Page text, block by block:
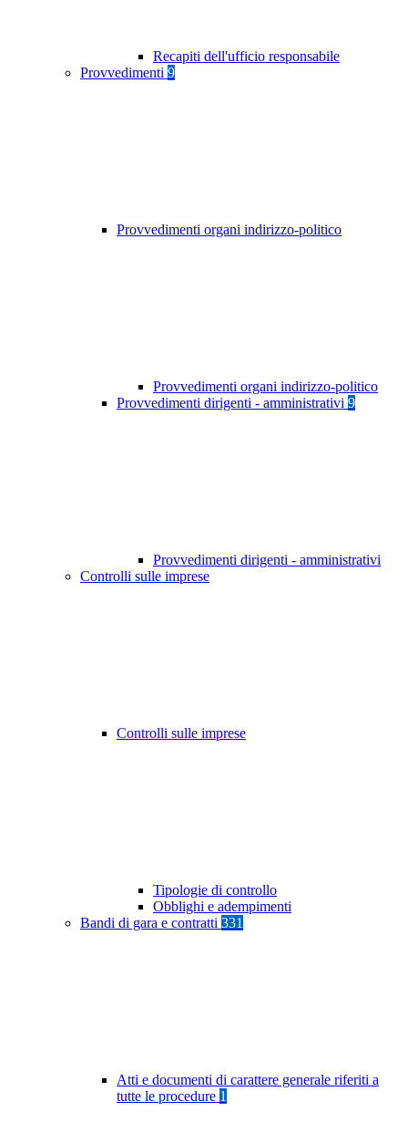
Recapiti dell'ufficio responsabile
Provvedimenti 9
Provvedimenti organi indirizzo-politico
Provvedimenti organi indirizzo-politico
Provvedimenti dirigenti - amministrativi 9
Provvedimenti dirigenti - amministrativi
Controlli sulle imprese
Controlli sulle imprese
Tipologie di controllo
Obblighi e adempimenti
Bandi di gara e contratti 331
Atti e documenti di carattere generale riferiti a
tutte le procedure 1